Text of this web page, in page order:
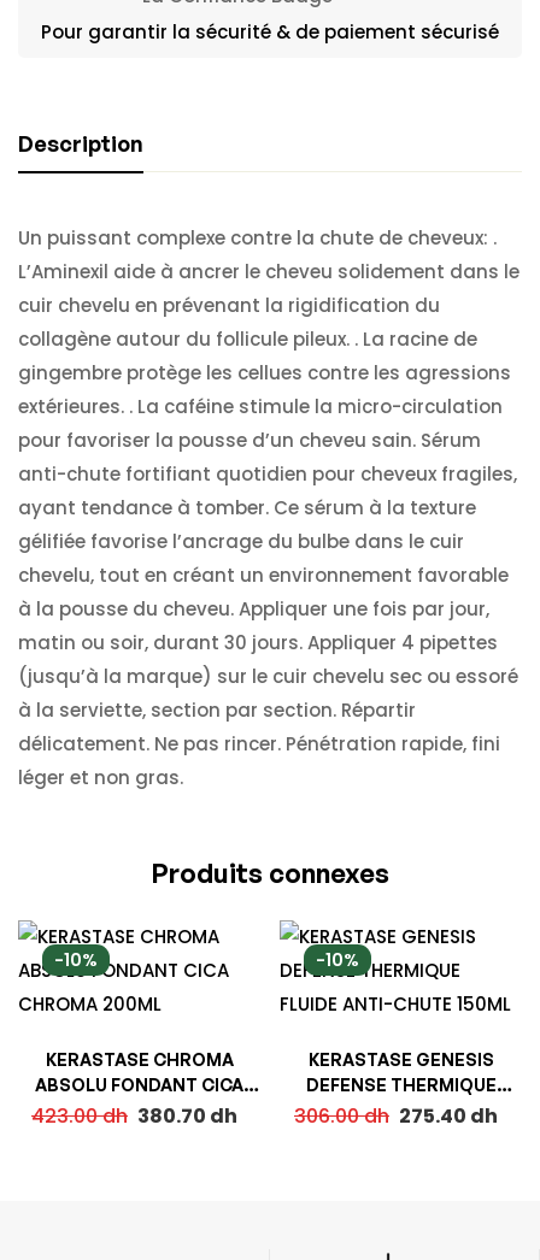
Pour garantir la sécurité & de paiement sécurisé
Description
Un puissant complexe contre la chute de cheveux: .
L’Aminexil aide à ancrer le cheveu solidement dans le
cuir chevelu en prévenant la rigidification du
collagène autour du follicule pileux. . La racine de
gingembre protège les cellues contre les agressions
extérieures. . La caféine stimule la micro-circulation
pour favoriser la pousse d’un cheveu sain. Sérum
anti-chute fortifiant quotidien pour cheveux fragiles,
ayant tendance à tomber. Ce sérum à la texture
gélifiée favorise l’ancrage du bulbe dans le cuir
chevelu, tout en créant un environnement favorable
à la pousse du cheveu. Appliquer une fois par jour,
matin ou soir, durant 30 jours. Appliquer 4 pipettes
(jusqu’à la marque) sur le cuir chevelu sec ou essoré
à la serviette, section par section. Répartir
délicatement. Ne pas rincer. Pénétration rapide, fini
léger et non gras.
Produits connexes
-10%
KERASTASE CHROMA
ABSOLU FONDANT CICA
CHROMA 200ML
423.00dh 380.70 dh
-10%
KERASTASE GENESIS
DEFENSE THERMIQUE
FLUIDE ANTI-CHUTE 150ML
306.00dh 275.40 dh